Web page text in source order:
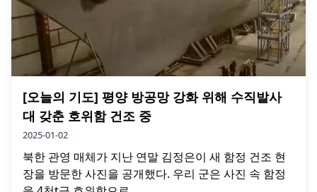
[오늘의 기도] 평양 방공망 강화 위해 수직발사
대 갖춘 호위함 건조 중
2025-01-02
북한 관영 매체가 지난 연말 김정은이 새 함정 건조 현
장을 방문한 사진을 공개했다. 우리 군은 사진 속 함정